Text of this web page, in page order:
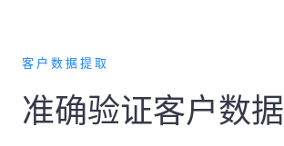
客户数据提取
准确验证客户数据